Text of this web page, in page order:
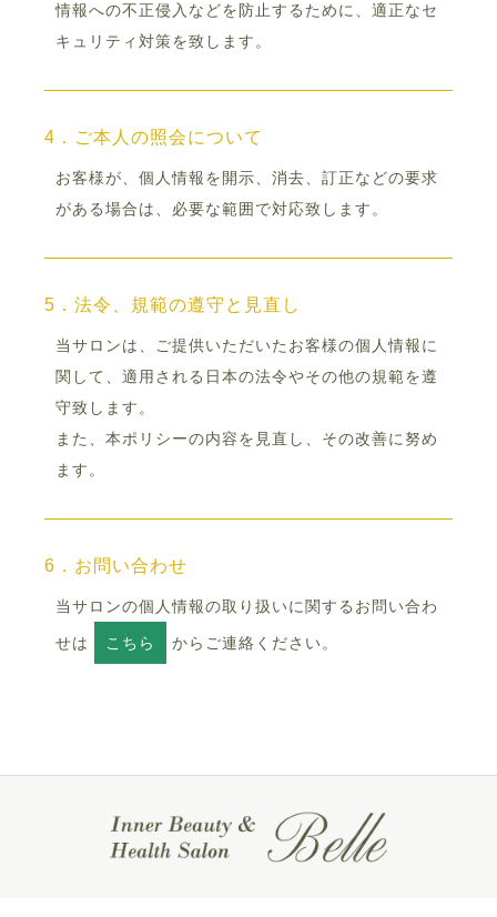
情報への不正侵入などを防止するために、適正なセ
キュリティ対策を致します。
4．ご本人の照会について
お客様が、個人情報を開示、消去、訂正などの要求
がある場合は、必要な範囲で対応致します。
5．法令、規範の遵守と見直し
当サロンは、ご提供いただいたお客様の個人情報に
関して、適用される日本の法令やその他の規範を遵
守致します。
また、本ポリシーの内容を見直し、その改善に努め
ます。
6．お問い合わせ
当サロンの個人情報の取り扱いに関するお問い合わ
せは こちら からご連絡ください。